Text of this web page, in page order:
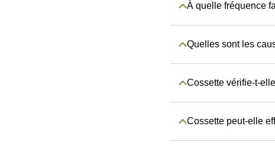
À quelle fréquence
Quelles sont les
Cossette vérifie-t-
Cossette peut-elle